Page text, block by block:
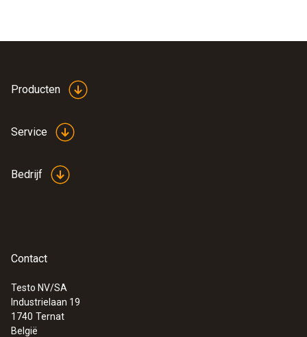
Producten
Service
Bedrijf
Contact
Testo NV/SA
Industrielaan 19
1740 Ternat
België